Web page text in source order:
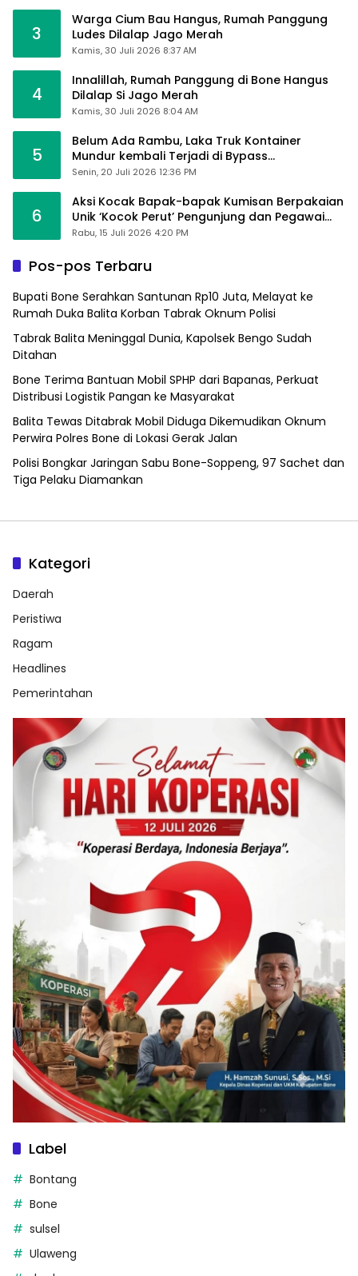
3
Warga Cium Bau Hangus, Rumah Panggung
Ludes Dilalap Jago Merah
Kamis, 30 Juli 2026 8:37 AM
4
Innalillah, Rumah Panggung di Bone Hangus
Dilalap Si Jago Merah
Kamis, 30 Juli 2026 8:04 AM
5
Belum Ada Rambu, Laka Truk Kontainer
Mundur kembali Terjadi di Bypass
Sumpallabbu
Senin, 20 Juli 2026 12:36 PM
6
Aksi Kocak Bapak-bapak Kumisan Berpakaian
Unik ‘Kocok Perut’ Pengunjung dan Pegawai
Alfamart, Ngaku Aktifkan Layar Sentuh Atm
Rabu, 15 Juli 2026 4:20 PM
Pos-pos Terbaru
Bupati Bone Serahkan Santunan Rp10 Juta, Melayat ke
Rumah Duka Balita Korban Tabrak Oknum Polisi
Tabrak Balita Meninggal Dunia, Kapolsek Bengo Sudah
Ditahan
Bone Terima Bantuan Mobil SPHP dari Bapanas, Perkuat
Distribusi Logistik Pangan ke Masyarakat
Balita Tewas Ditabrak Mobil Diduga Dikemudikan Oknum
Perwira Polres Bone di Lokasi Gerak Jalan
Polisi Bongkar Jaringan Sabu Bone-Soppeng, 97 Sachet dan
Tiga Pelaku Diamankan
Kategori
Daerah
Peristiwa
Ragam
Headlines
Pemerintahan
Label
Bontang
Bone
sulsel
Ulaweng